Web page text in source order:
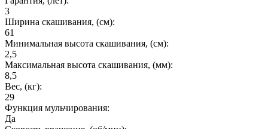
3
Ширина скашивания, (см):
61
Минимальная высота скашивания, (см):
2,5
Максимальная высота скашивания, (мм):
8,5
Вес, (кг):
29
Функция мульчирования:
Да